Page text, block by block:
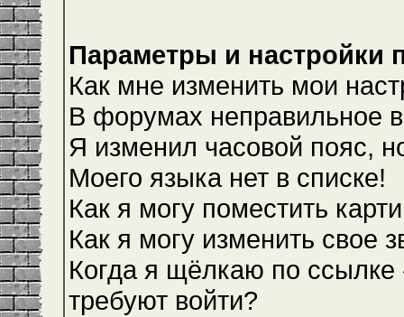
Параметры и настройки
Как мне изменить мои
В форумах неправильное
Я изменил часовой пояс,
Моего языка нет в списке!
Как я могу поместить
Как я могу изменить свое
Когда я щёлкаю по ссылке
требуют войти?